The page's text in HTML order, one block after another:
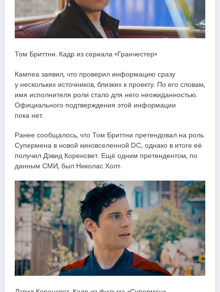
Том Бриттни. Кадр из сериала «Гранчестер»
Кампеа заявил, что проверил информацию сразу
у нескольких источников, близких к проекту. По его словам,
имя исполнителя роли стало для него неожиданностью.
Официального подтверждения этой информации
пока нет.
Ранее сообщалось, что Том Бриттни претендовал на роль
Супермена в новой киновселенной DC, однако в итоге её
получил Дэвид Коренсвет. Ещё одним претендентом, по
данным СМИ, был Николас Холт.